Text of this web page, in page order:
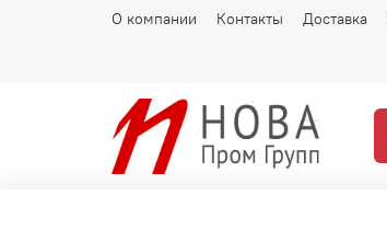
О компании Контакты Доставка